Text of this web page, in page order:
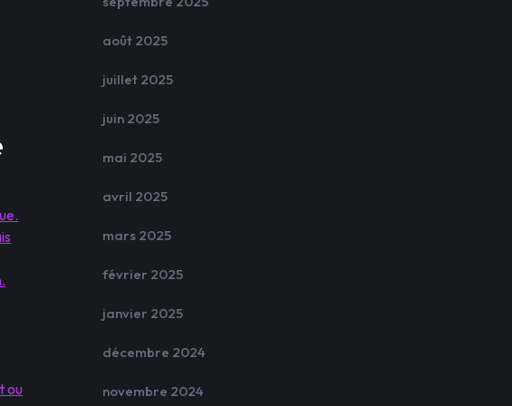
ou
août 2025
juillet 2025
juin 2025
mai 2025
avril 2025
mars 2025
février 2025
janvier 2025
décembre 2024
novembre 2024